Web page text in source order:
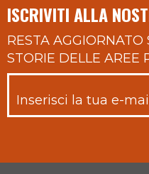
ISCRIVITI ALLA
RESTA AGGIORNATO
STORIE DELLE AREE